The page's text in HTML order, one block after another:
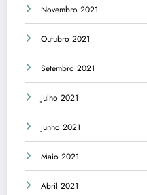
Novembro 2021
Outubro 2021
Setembro 2021
Julho 2021
Junho 2021
Maio 2021
Abril 2021